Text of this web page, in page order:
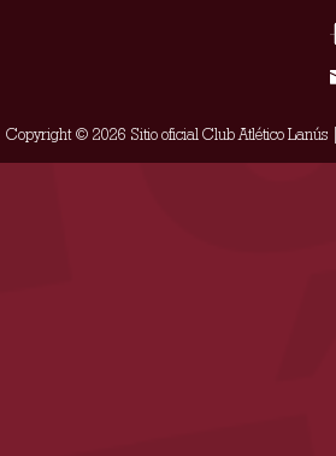
Copyright © 2026 Sitio oficial Club Atlético Lanús